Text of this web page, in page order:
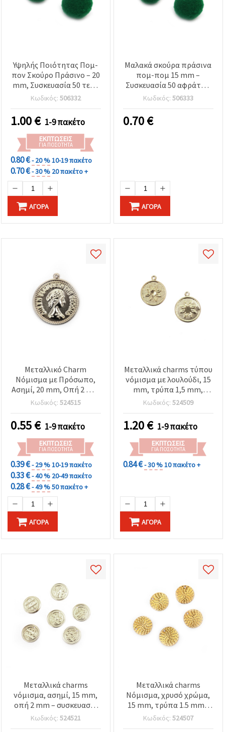
Υψηλής Ποιότητας Πομ-
πον Σκούρο Πράσινο – 20
mm, Συσκευασία 50 τεμ.,
Απαλές Διακοσμητικές
Μπαλίτσες για
Χειροτεχνίες και DIY
Κατασκευές
Κωδικός: 506332
1.00€ 1-9 πακέτο
ΕΚΠΤΏΣΕΙΣ
ΓΙΑ ΠΟΣΌΤΗΤΑ
0.80 €- 20 %10-19 πακέτο
0.70 €- 30 % 20 πακέτο +
ΑΓΟΡΆ
Μαλακά σκούρα πράσινα
πομ-πομ 15 mm –
Συσκευασία 50 αφράτων
μπαλακίων, ιδανικά για
δημιουργικές
χειροτεχνίες και
διακόσμηση
Κωδικός: 506333
0.70€
ΑΓΟΡΆ
Μεταλλικό Charm
Νόμισμα με Πρόσωπο,
Ασημί, 20 mm, Οπή 2 mm
— 10 τεμ.
Κωδικός: 524515
0.55€ 1-9 πακέτο
ΕΚΠΤΏΣΕΙΣ
ΓΙΑ ΠΟΣΌΤΗΤΑ
0.39 €- 29 %10-19 πακέτο
0.33 €- 40 % 20-49 πακέτο
0.28 €- 49 %50 πακέτο +
ΑΓΟΡΆ
Μεταλλικά charms τύπου
νόμισμα με λουλούδι, 15
mm, τρύπα 1,5 mm,
ασημί – 50 τεμ.
Κωδικός: 524509
1.20€ 1-9 πακέτο
ΕΚΠΤΏΣΕΙΣ
ΓΙΑ ΠΟΣΌΤΗΤΑ
0.84 €- 30 %10 πακέτο +
ΑΓΟΡΆ
Μεταλλικά charms
νόμισμα, ασημί, 15 mm,
οπή 2 mm – συσκευασία
50 τεμ.
Κωδικός: 524521
Μεταλλικά charms
Νόμισμα, χρυσό χρώμα,
15 mm, τρύπα 1.5 mm -
50 τεμάχια
Κωδικός: 524507